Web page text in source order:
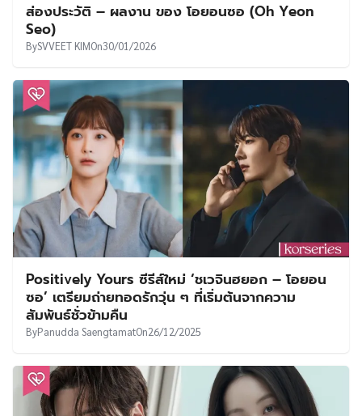
ส่องประวัติ – ผลงาน ของ โอยอนซอ (Oh Yeon
Seo)
BySVVEET KIMOn30/01/2026
Positively Yours ซีรีส์ใหม่ ‘ชเวจินฮยอก – โอยอน
ซอ’ เตรียมถ่ายทอดรักวุ่น ๆ ที่เริ่มต้นจากความ
สัมพันธ์ชั่วข้ามคืน
ByPanudda SaengtamatOn26/12/2025